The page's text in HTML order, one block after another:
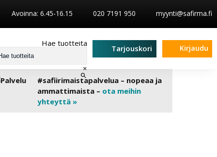
Avoinna: 6.45-16.15 020 7191 950 myynti@safirma.fi
Hae tuotteita
×
Tarjouskori Kirjaudu
#safiirimaistapalvelua – nopeaa ja
ammattimaista – ota meihin
yhteyttä »